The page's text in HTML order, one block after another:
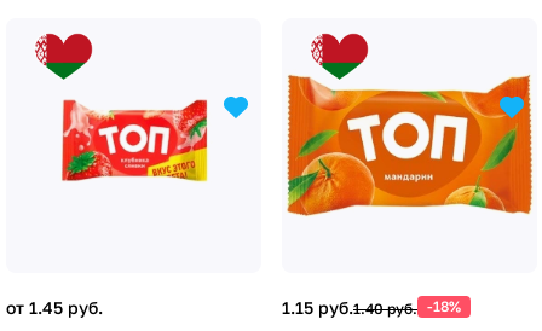
от 1.45 руб.
1.15 руб.1.40 руб. -18%